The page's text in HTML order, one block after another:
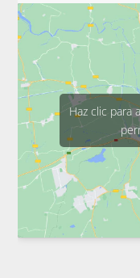
Haz clic para